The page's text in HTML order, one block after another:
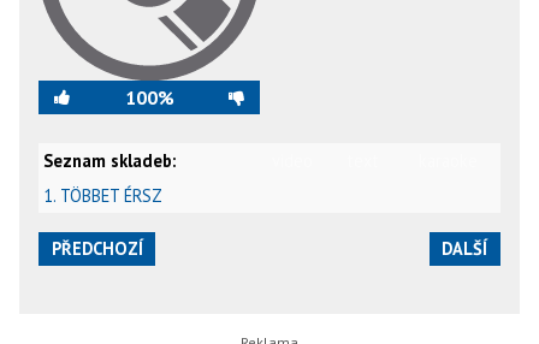
100%
Seznam skladeb:
1. TÖBBET ÉRSZ
PŘEDCHOZÍ DALŠÍ